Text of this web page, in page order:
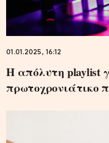
01.01.2025, 16:12
Η απόλυτη playlist
πρωτοχρονιάτικο